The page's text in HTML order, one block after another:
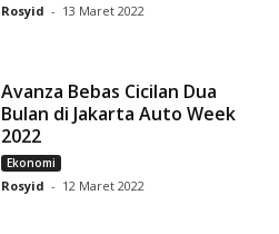
Rosyid - 13 Maret 2022
Avanza Bebas Cicilan Dua
Bulan di Jakarta Auto Week
2022
Ekonomi
Rosyid - 12 Maret 2022